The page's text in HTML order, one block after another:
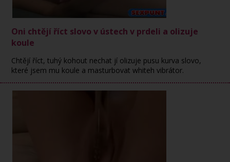
Oni chtějí říct slovo v ústech v prdeli a olizuje
koule
Chtějí říct, tuhý kohout nechat jí olizuje pusu kurva slovo,
které jsem mu koule a masturbovat whiteh vibrátor.